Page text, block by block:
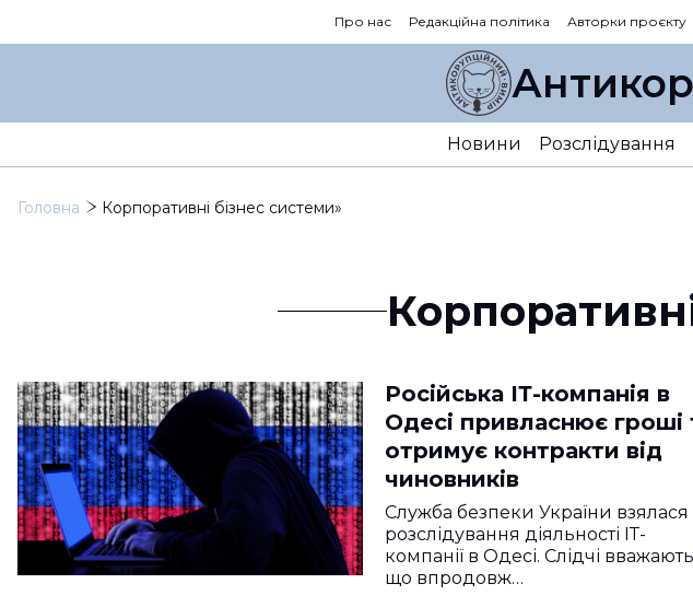
Про нас Редакційна політика Авторки проєкту
Новини Розслідування
Головна Корпоративні бізнес системи»
Російська ІТ-компанія в
Одесі привласнює гроші
отримує контракти від
чиновників
Служба безпеки України взялася
розслідування діяльності ІТ-
компанії в Одесі. Слідчі
що впродовж…